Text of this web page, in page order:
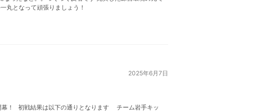
丸となって頑張りましょう！
2025年6月7日
！ 初戦結果は以下の通りとなります チーム岩手キッ